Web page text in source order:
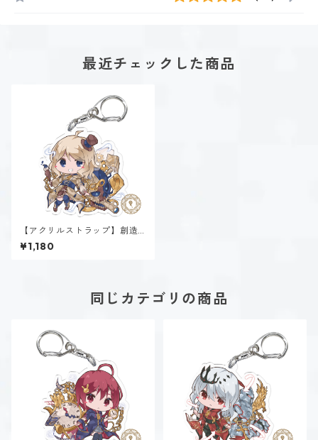
最近チェックした商品
【アクリルストラップ】創造
魔法α~Genesis~
¥1,180
同じカテゴリの商品